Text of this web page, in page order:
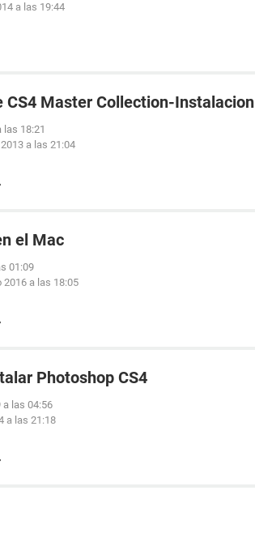
a las 19:44
CS4 Master Collection-Instalacion
las 18:21
a las 21:04
el Mac
01:09
2016 a las 18:05
Photoshop CS4
a las 04:56
a las 21:18